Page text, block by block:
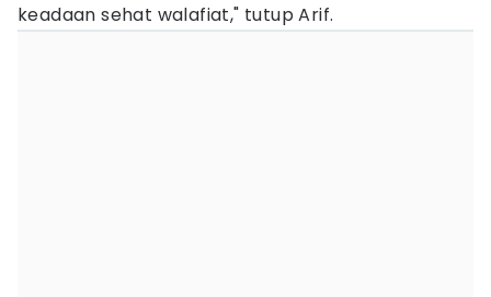
keadaan sehat walafiat," tutup Arif.